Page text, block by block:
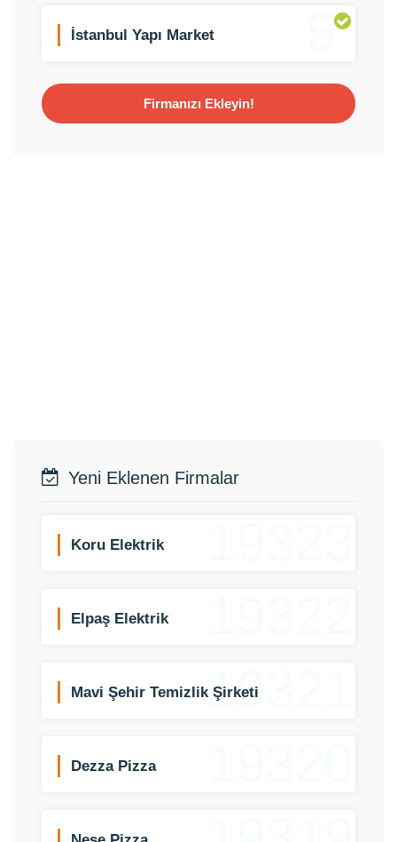
5
İstanbul Yapı Market
Firmanızı Ekleyin!
Yeni Eklenen Firmalar
Koru Elektrik
Elpaş Elektrik
19321
Mavi Şehir Temizlik Şirketi
Dezza Pizza